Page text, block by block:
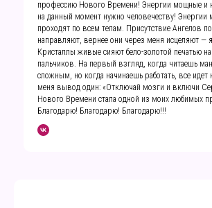
профессию Нового Времени! Энергии мощные и
на данный момент нужно человечеству!
проходят по всем телам. Присутствие Ангелов
направляют, вернее они через меня исцеляют —
Кристаллы живые сияют бело-золотой печатью
пальчиков. На первый взгляд, когда читаешь
сложным, но когда начинаешь работать, все идет
меня вывод один: «Отключай мозги и включи
Нового Времени стала одной из моих любимых
Благодарю! Благодарю! Благодарю!!!